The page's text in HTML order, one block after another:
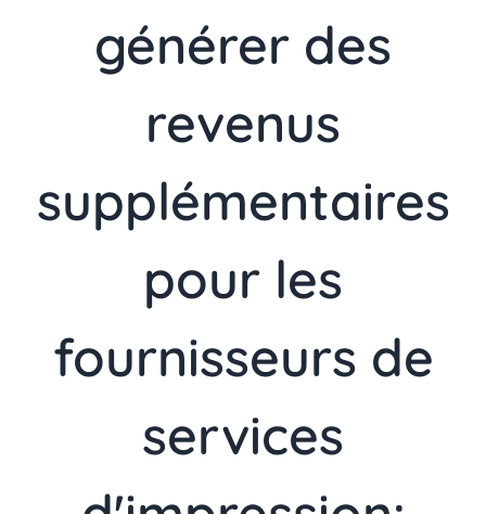
générer des
revenus
supplémentaires
pour les
fournisseurs de
services